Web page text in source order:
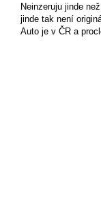
Neinzeruju jinde
jinde tak není
Auto je v ČR a